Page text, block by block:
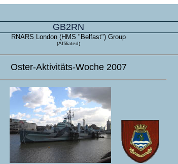
GB2RN
RNARS London (HMS "Belfast") Group
(Affiliated)
Oster-Aktivitäts-Woche 2007